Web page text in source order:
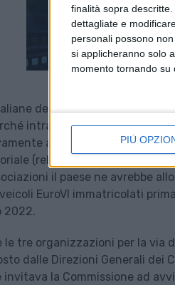
finalità sopra
dettagliate e
personali possono
si applicheranno solo
momento tornando su
PIÙ
dell’autotrasporto –
intraprenda un’azione di
ai divieti imposti
(relativo cioè al trasporto
il paese ne avrebbe
EuroVI immatricolati
2022.
le tre organizzazioni per la via
dalle Direzioni Generali dei
invitava la Commissione ad